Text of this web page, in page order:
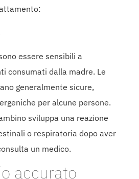
essere sensibili a
consumati dalla madre. Le
generalmente sicure,
per alcune persone.
sviluppa una reazione
o respiratoria dopo aver
un medico.
accurato